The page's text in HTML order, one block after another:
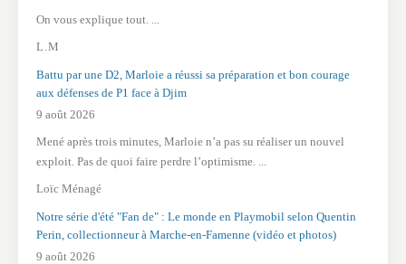
On vous explique tout. ...
L . M
Battu par une D2, Marloie a réussi sa préparation et bon courage
aux défenses de P1 face à Djim
9 août 2026
Mené après trois minutes, Marloie n’a pas su réaliser un nouvel
exploit. Pas de quoi faire perdre l’optimisme. ...
Loïc Ménagé
Notre série d'été "Fan de" : Le monde en Playmobil selon Quentin
Perin, collectionneur à Marche-en-Famenne (vidéo et photos)
9 août 2026